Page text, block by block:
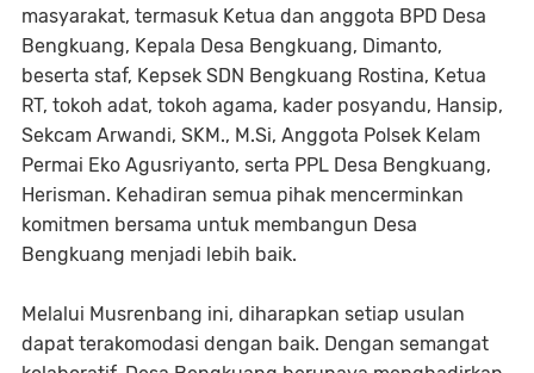
masyarakat, termasuk Ketua dan anggota BPD Desa
Bengkuang, Kepala Desa Bengkuang, Dimanto,
beserta staf, Kepsek SDN Bengkuang Rostina, Ketua
RT, tokoh adat, tokoh agama, kader posyandu, Hansip,
Sekcam Arwandi, SKM., M.Si, Anggota Polsek Kelam
Permai Eko Agusriyanto, serta PPL Desa Bengkuang,
Herisman. Kehadiran semua pihak mencerminkan
komitmen bersama untuk membangun Desa
Bengkuang menjadi lebih baik.
Melalui Musrenbang ini, diharapkan setiap usulan
dapat terakomodasi dengan baik. Dengan semangat